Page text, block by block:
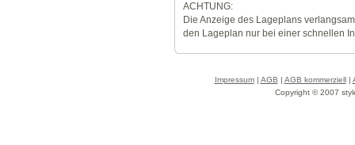
ACHTUNG:
Die Anzeige des Lageplans
den Lageplan nur bei einer schnellen
Impressum| AGB | AGB kommerziell|
Copyright © 2007